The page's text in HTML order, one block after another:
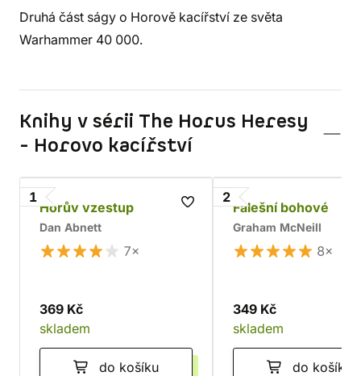
Druhá část ságy o Horově kacířství ze světa
Warhammer 40 000.
Knihy v sérii The Horus Heresy
- Horovo kacířství
1
Horův vzestup
Dan Abnett
7×
369 Kč
skladem
do košíku
2
Falešní bohové
Graham McNeill
8×
349 Kč
skladem
do košíku